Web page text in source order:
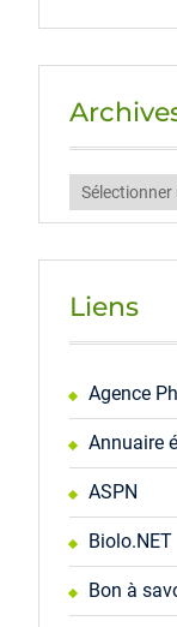
Archives
Liens
Agence
Annuaire
ASPN
Biolo.NET
Bon à